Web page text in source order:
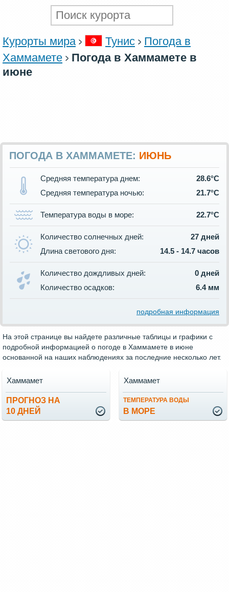
Курорты мира Тунис
Погода в
Хаммамете
Погода в Хаммамете в
июне
ПОГОДА В ХАММАМЕТЕ: ИЮНЬ
Средняя температура днем:
28.6°C
Средняя температура ночью:
21.7°C
Температура воды в море: 22.7°C
Количество солнечных дней:
27 дней
Длина светового дня:
14.5 - 14.7 часов
Количество дождливых дней:
0 дней
Количество осадков:
6.4 мм
подробная информация
На этой странице вы найдете различные таблицы и графики с
подробной информацией о погоде в Хаммамете в июне
основанной на наших наблюдениях за последние несколько лет.
ПРОГНОЗ НА
10 ДНЕЙ
Хаммамет
ТЕМПЕРАТУРА ВОДЫ
В МОРЕ
Хаммамет